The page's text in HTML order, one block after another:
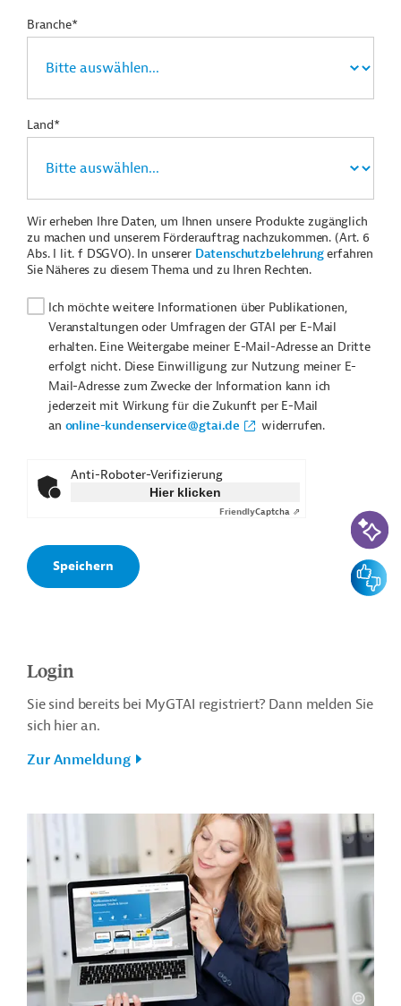
Branche*
Land*
Wir erheben Ihre Daten, um Ihnen unsere Produkte zugänglich
zu machen und unserem Förderauftrag nachzukommen. (Art. 6
Abs. I lit. f DSGVO). In unserer Datenschutzbelehrungerfahren
Sie Näheres zu diesem Thema und zu Ihren Rechten.
Ich möchte weitere Informationen über Publikationen,
Veranstaltungen oder Umfragen der GTAI per E-Mail
erhalten. Eine Weitergabe meiner E-Mail-Adresse an Dritte
erfolgt nicht. Diese Einwilligung zur Nutzung meiner E-
Mail-Adresse zum Zwecke der Information kann ich
jederzeit mit Wirkung für die Zukunft per E-Mail
an online-kundenservice@gtai.de widerrufen.
Anti-Roboter-Verifizierung
Hier klicken
FriendlyCaptcha ⇗
Login
Sie sind bereits bei MyGTAI registriert? Dann melden Sie
sich hier an.
Zur Anmeldung
KI-